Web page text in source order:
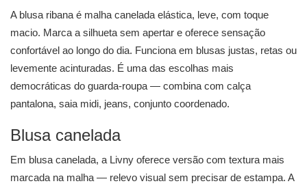
A blusa ribana é malha canelada elástica, leve, com toque
macio. Marca a silhueta sem apertar e oferece sensação
confortável ao longo do dia. Funciona em blusas justas, retas ou
levemente acinturadas. É uma das escolhas mais
democráticas do guarda-roupa — combina com calça
pantalona, saia midi, jeans, conjunto coordenado.
Blusa canelada
Em blusa canelada, a Livny oferece versão com textura mais
marcada na malha — relevo visual sem precisar de estampa. A